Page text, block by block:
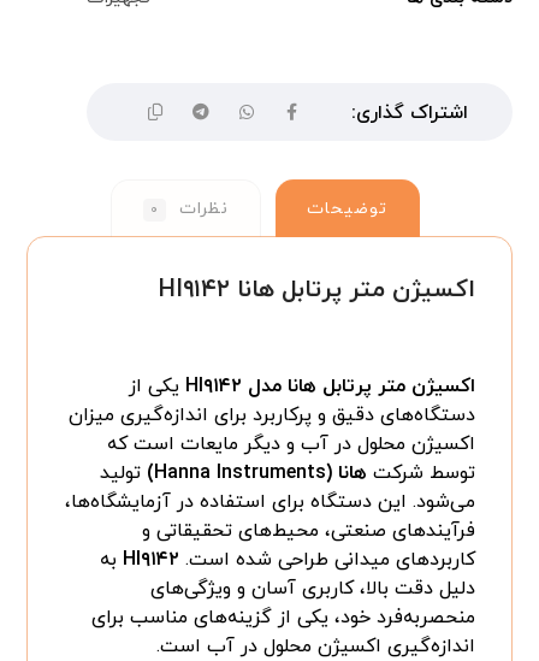
توضیحات نظرات ۰
اکسیژن متر پرتابل هانا HI۹۱۴۲
اکسیژن متر پرتابل هانا مدل HI۹۱۴۲
یکی از
دستگاه‌های دقیق و پرکاربرد برای اندازه‌گیری میزان
اکسیژن محلول در آب و دیگر مایعات است که
توسط شرکت هانا (Hanna Instruments)
تولید
می‌شود. این دستگاه برای استفاده در آزمایشگاه‌ها،
فرآیندهای صنعتی، محیط‌های تحقیقاتی و
کاربردهای میدانی طراحی شده است. HI۹۱۴۲ به
دلیل دقت بالا، کاربری آسان و ویژگی‌های
منحصربه‌فرد خود، یکی از گزینه‌های مناسب برای
اندازه‌گیری اکسیژن محلول در آب است.